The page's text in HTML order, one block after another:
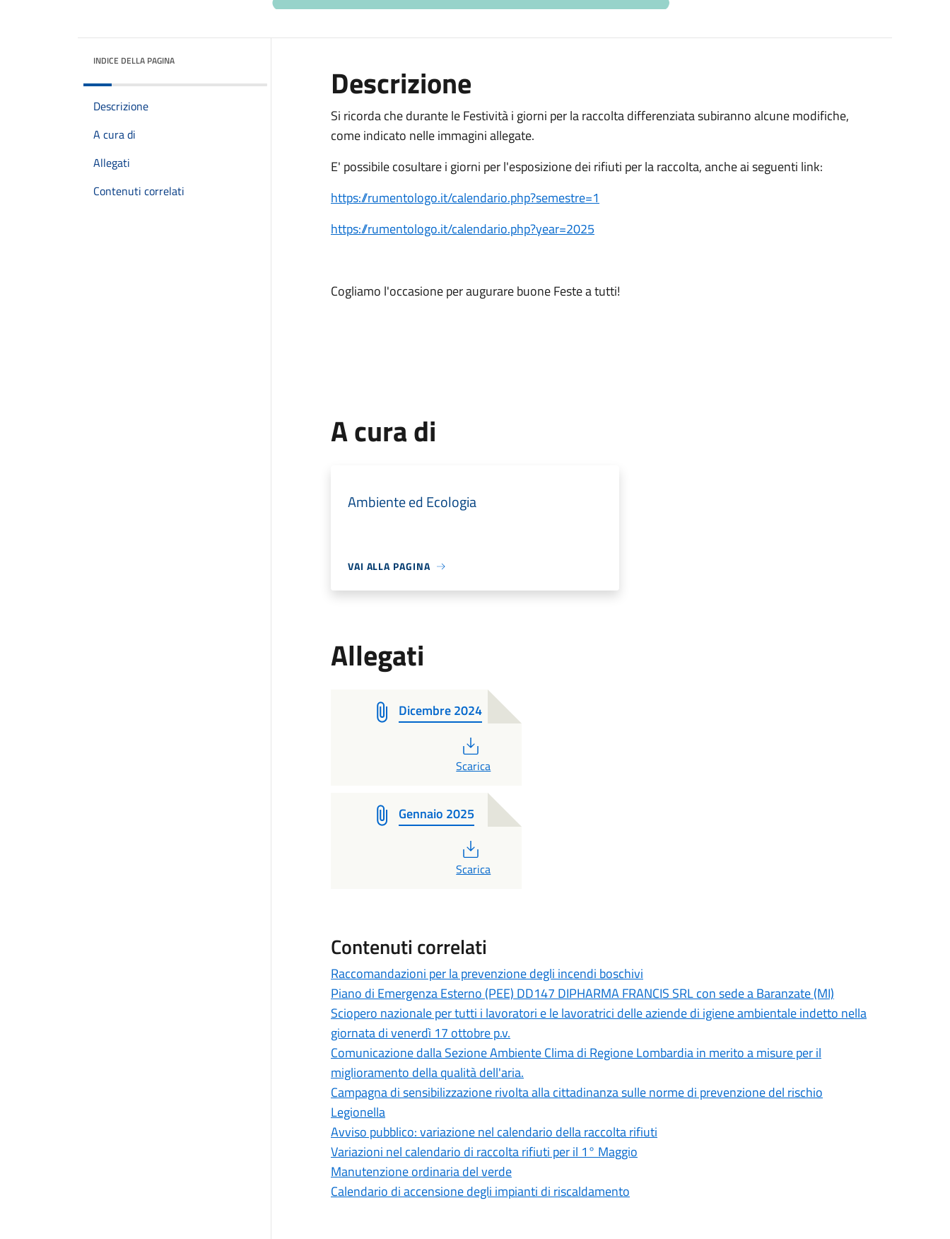
INDICE DELLA PAGINA
Descrizione
A cura di
Allegati
Contenuti correlati
Descrizione
Si ricorda che durante le Festività i giorni per la raccolta differenziata subiranno alcune modifiche,
come indicato nelle immagini allegate.
E' possibile cosultare i giorni per l'esposizione dei rifiuti per la raccolta, anche ai seguenti link:
https://rumentologo.it/calendario.php?semestre=1
https://rumentologo.it/calendario.php?year=2025
Cogliamo l'occasione per augurare buone Feste a tutti!
A cura di
Ambiente ed Ecologia
VAI ALLA PAGINA
Allegati
Dicembre 2024
Scarica
Gennaio 2025
Scarica
Contenuti correlati
Raccomandazioni per la prevenzione degli incendi boschivi
Piano di Emergenza Esterno (PEE) DD147 DIPHARMA FRANCIS SRL con sede a Baranzate (MI)
Sciopero nazionale per tutti i lavoratori e le lavoratrici delle aziende di igiene ambientale indetto nella
giornata di venerdì 17 ottobre p.v.
Comunicazione dalla Sezione Ambiente Clima di Regione Lombardia in merito a misure per il
miglioramento della qualità dell'aria.
Campagna di sensibilizzazione rivolta alla cittadinanza sulle norme di prevenzione del rischio
Legionella
Avviso pubblico: variazione nel calendario della raccolta rifiuti
Variazioni nel calendario di raccolta rifiuti per il 1° Maggio
Manutenzione ordinaria del verde
Calendario di accensione degli impianti di riscaldamento